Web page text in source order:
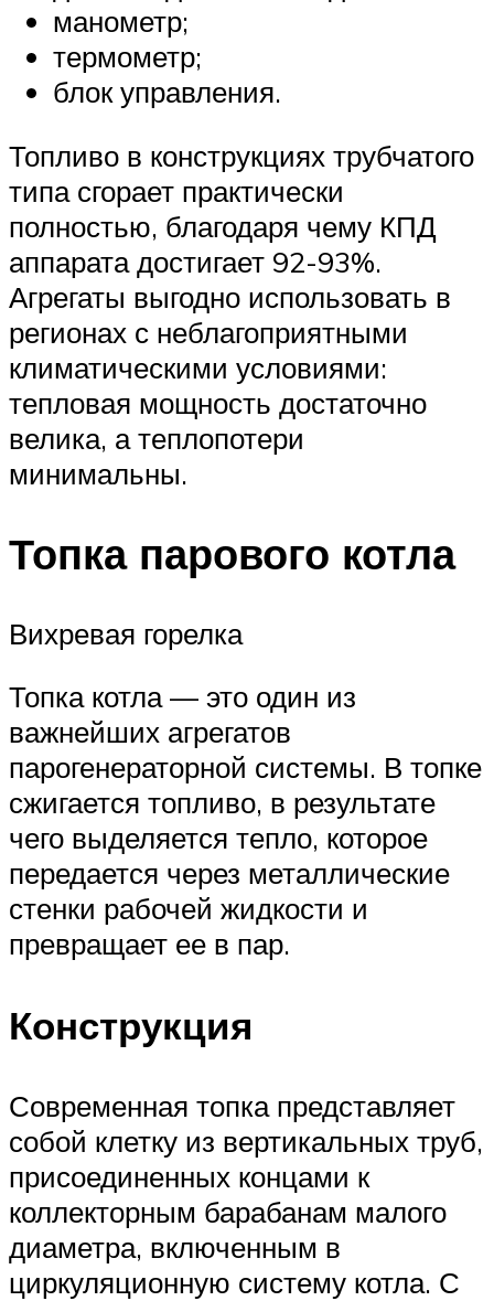
манометр;
термометр;
блок управления.
Топливо в конструкциях трубчатого
типа сгорает практически
полностью, благодаря чему КПД
аппарата достигает 92-93%.
Агрегаты выгодно использовать в
регионах с неблагоприятными
климатическими условиями:
тепловая мощность достаточно
велика, а теплопотери
минимальны.
Топка парового котла
Вихревая горелка
Топка котла — это один из
важнейших агрегатов
парогенераторной системы. В топке
сжигается топливо, в результате
чего выделяется тепло, которое
передается через металлические
стенки рабочей жидкости и
превращает ее в пар.
Конструкция
Современная топка представляет
собой клетку из вертикальных труб,
присоединенных концами к
коллекторным барабанам малого
диаметра, включенным в
циркуляционную систему котла. С